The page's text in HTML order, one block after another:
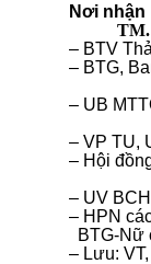
Nơi
– BTV
–
–
(đã
– VP TU,
–
Đỗ Thị
– UV
– HPN
BTG-Nữ
– Lưu: